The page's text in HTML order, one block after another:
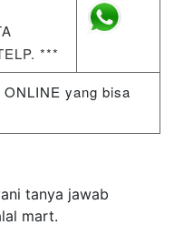
***
yang bisa
tanya jawab
mart.